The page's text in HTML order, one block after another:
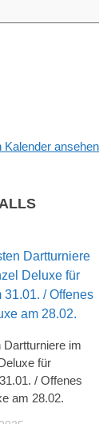
Kalender ansehen
Dartturniere im
für
/ Offenes
am 28.02.